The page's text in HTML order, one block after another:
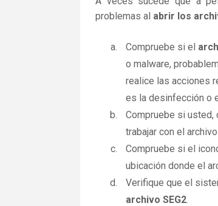
problemas al abrir los
Compruebe si el
o malware,
realice las acciones
es la desinfección o
Compruebe si
trabajar con el archivo
Compruebe si el
ubicación donde el
Verifique que el
archivo SEG2.